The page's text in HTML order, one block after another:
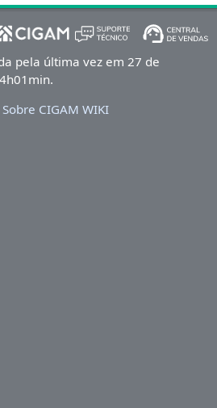
pela última vez em 27 de
Sobre CIGAM WIKI